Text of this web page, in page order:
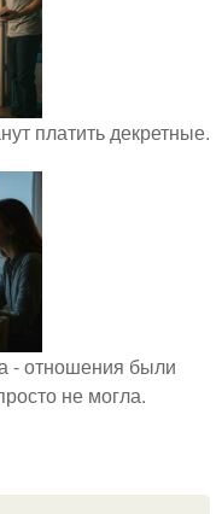
платить декретные.
- отношения были
не могла.